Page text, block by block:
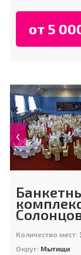
от 5
‹
Количество мест:
Округ: Мытищи